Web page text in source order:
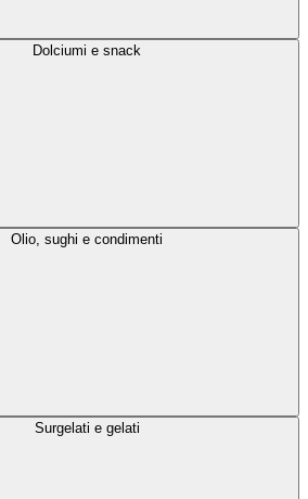
Dolciumi e snack
Olio, sughi e condimenti
Surgelati e gelati